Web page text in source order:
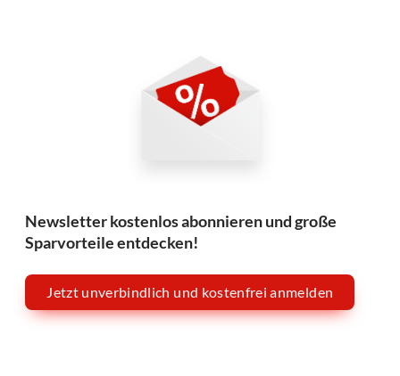
Newsletter kostenlos abonnieren und große
Sparvorteile entdecken!
Jetzt unverbindlich und kostenfrei anmelden